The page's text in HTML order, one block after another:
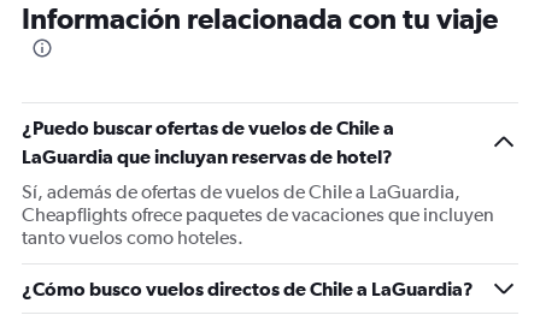
categories.
The
Y
axis
displaying
values.
Range:
0
1500.
Información relacionada con tu viaje
¿Puedo buscar ofertas de vuelos de Chile a
LaGuardia que incluyan reservas de hotel?
Sí, además de ofertas de vuelos de Chile a LaGuardia,
Cheapflights ofrece paquetes de vacaciones que incluyen
tanto vuelos como hoteles.
¿Cómo busco vuelos directos de Chile a LaGuardia?